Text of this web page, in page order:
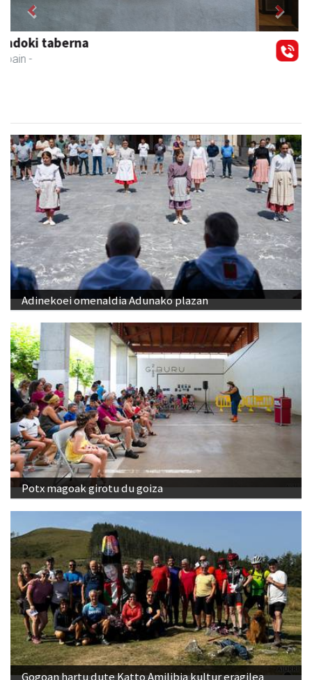
Mendi autoeskola
Andoain
Previous Next
Adinekoei omenaldia Adunako plazan
Potx magoak girotu du goiza
Gogoan hartu dute Katto Amilibia kultur eragilea